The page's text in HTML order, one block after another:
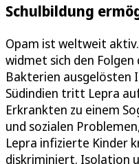
Schulbildung
Opam ist weltweit
widmet sich den
Bakterien ausgelösten
Südindien tritt Lepra
Erkrankten zu einem
und sozialen
Lepra infizierte Kinder
diskriminiert. Isolation